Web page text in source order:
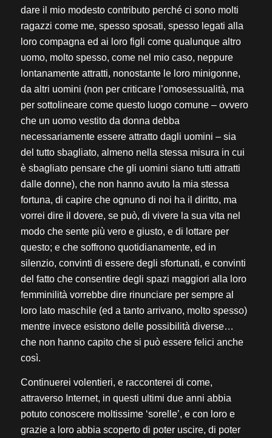
dare il mio modesto contributo perché ci sono molti
ragazzi come me, spesso sposati, spesso legati alla
loro compagna ed ai loro figli come qualunque altro
uomo, molto spesso, come nel mio caso, neppure
lontanamente attratti, nonostante le loro minigonne,
da altri uomini (non per criticare l’omosessualità, ma
per sottolineare come questo luogo comune – ovvero
che un uomo vestito da donna debba
necessariamente essere attratto dagli uomini – sia
del tutto sbagliato, almeno nella stessa misura in cui
è sbagliato pensare che gli uomini siano tutti attratti
dalle donne), che non hanno avuto la mia stessa
fortuna, di capire che ognuno di noi ha il diritto, ma
vorrei dire il dovere, se può, di vivere la sua vita nel
modo che sente più vero e giusto, e di lottare per
questo; e che soffrono quotidianamente, ed in
silenzio, convinti di essere degli sfortunati, e convinti
del fatto che consentire degli spazi maggiori alla loro
femminilità vorrebbe dire rinunciare per sempre al
loro lato maschile (ed a tanto arrivano, molto spesso)
mentre invece esistono delle possibilità diverse…
che non hanno capito che si può essere felici anche
così.
Continuerei volentieri, e racconterei di come,
attraverso Internet, in questi ultimi due anni abbia
potuto conoscere moltissime ‘sorelle’, e con loro e
grazie a loro abbia scoperto di poter uscire, di poter